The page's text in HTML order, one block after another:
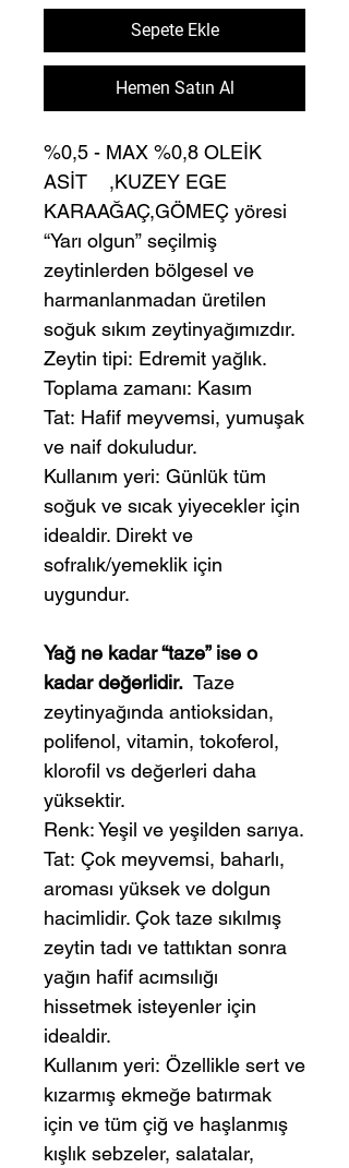
Sepete Ekle
Hemen Satın Al
%0,5 - MAX %0,8 OLEİK
ASİT ,KUZEY EGE
KARAAĞAÇ,GÖMEÇ yöresi
“Yarı olgun” seçilmiş
zeytinlerden bölgesel ve
harmanlanmadan üretilen
soğuk sıkım zeytinyağımızdır.
Zeytin tipi: Edremit yağlık.
Toplama zamanı: Kasım
Tat: Hafif meyvemsi, yumuşak
ve naif dokuludur.
Kullanım yeri: Günlük tüm
soğuk ve sıcak yiyecekler için
idealdir. Direkt ve
sofralık/yemeklik için
uygundur.
Yağ ne kadar “taze” ise o
kadar değerlidir. Taze
zeytinyağında antioksidan,
polifenol, vitamin, tokoferol,
klorofil vs değerleri daha
yüksektir.
Renk: Yeşil ve yeşilden sarıya.
Tat: Çok meyvemsi, baharlı,
aroması yüksek ve dolgun
hacimlidir. Çok taze sıkılmış
zeytin tadı ve tattıktan sonra
yağın hafif acımsılığı
hissetmek isteyenler için
idealdir.
Kullanım yeri: Özellikle sert ve
kızarmış ekmeğe batırmak
için ve tüm çiğ ve haşlanmış
kışlık sebzeler, salatalar,